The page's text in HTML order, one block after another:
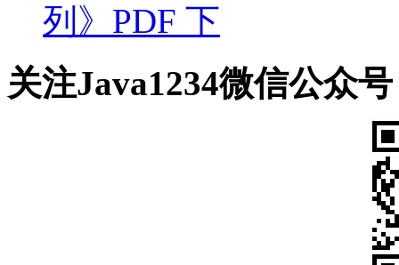
列》PDF 下
关注Java1234微信公众号